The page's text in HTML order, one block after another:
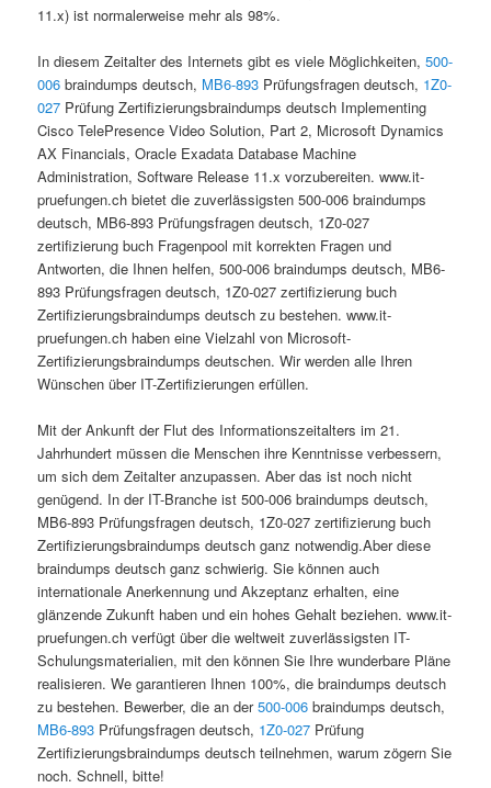
11.x) ist normalerweise mehr als 98%.
In diesem Zeitalter des Internets gibt es viele Möglichkeiten,500-
006 braindumps deutsch, MB6-893 Prüfungsfragen deutsch, 1Z0-
027 Prüfung Zertifizierungsbraindumps deutsch Implementing
Cisco TelePresence Video Solution, Part 2, Microsoft Dynamics
AX Financials, Oracle Exadata Database Machine
Administration, Software Release 11.x vorzubereiten. www.it-
pruefungen.ch bietet die zuverlässigsten 500-006 braindumps
deutsch, MB6-893 Prüfungsfragen deutsch, 1Z0-027
zertifizierung buch Fragenpool mit korrekten Fragen und
Antworten, die Ihnen helfen, 500-006 braindumps deutsch, MB6-
893 Prüfungsfragen deutsch, 1Z0-027 zertifizierung buch
Zertifizierungsbraindumps deutsch zu bestehen. www.it-
pruefungen.ch haben eine Vielzahl von Microsoft-
Zertifizierungsbraindumps deutschen. Wir werden alle Ihren
Wünschen über IT-Zertifizierungen erfüllen.
Mit der Ankunft der Flut des Informationszeitalters im 21.
Jahrhundert müssen die Menschen ihre Kenntnisse verbessern,
um sich dem Zeitalter anzupassen. Aber das ist noch nicht
genügend. In der IT-Branche ist 500-006 braindumps deutsch,
MB6-893 Prüfungsfragen deutsch, 1Z0-027 zertifizierung buch
Zertifizierungsbraindumps deutsch ganz notwendig.Aber diese
braindumps deutsch ganz schwierig. Sie können auch
internationale Anerkennung und Akzeptanz erhalten, eine
glänzende Zukunft haben und ein hohes Gehalt beziehen. www.it-
pruefungen.ch verfügt über die weltweit zuverlässigsten IT-
Schulungsmaterialien, mit den können Sie Ihre wunderbare Pläne
realisieren. We garantieren Ihnen 100%, die braindumps deutsch
zu bestehen. Bewerber, die an der500-006 braindumps deutsch,
MB6-893 Prüfungsfragen deutsch, 1Z0-027 Prüfung
Zertifizierungsbraindumps deutsch teilnehmen, warum zögern Sie
noch. Schnell, bitte!